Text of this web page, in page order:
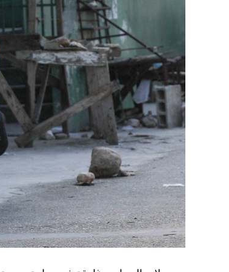
غير الاستراتيجية».
وفي أوكرانيا، فكّكت أجهزة الأمن
يعدّون لاغتيال الرئيس الأوكراني»
الاستخبارات العسكرية كيريلو
ضابطَي أمن، مشيرةً إلى أن المشتبه
الأوكراني الذي يتولّى أمن
وذكرت الأجهزة أن هذه الشبكة
المسؤولَين «نقلا معلومات سرّية»
جهاز أمن» زيلينسكي بهدف
هذه الشبكة حصل على مسيّرات
من جهة أخرى، انتقد الرئيس
إلى العاصمة بلغراد، حلف
1999، محذّراً من أن بكين «لن تسمح قط بتكرار حدث تاريخي مأسوي كهذا».
واصطحب الرئيس الفرنسي إيمانويل